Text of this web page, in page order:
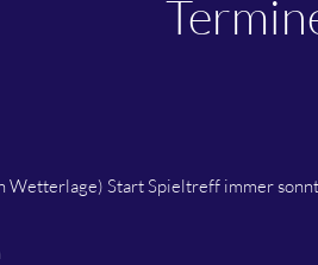
Wetterlage) Start Spieltreff immer